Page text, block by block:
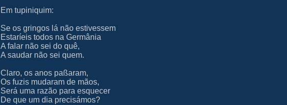
Em tupiniquim:
Se os gringos lá não estivessem
Estaríeis todos na Germânia
A falar não sei do quê,
A saudar não sei quem.
Claro, os anos paßaram,
Os fuzis mudaram de mãos,
Será uma razão para esquecer
De que um dia precisámos?